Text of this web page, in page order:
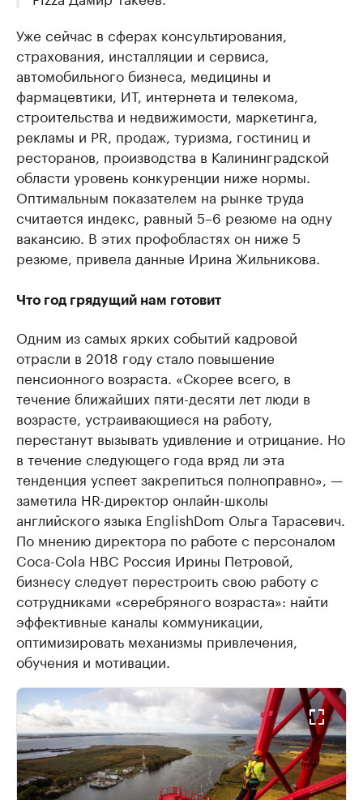
Уже сейчас в сферах консультирования,
страхования, инсталляции и сервиса,
автомобильного бизнеса, медицины и
фармацевтики, ИТ, интернета и телекома,
строительства и недвижимости, маркетинга,
рекламы и PR, продаж, туризма, гостиниц и
ресторанов, производства в Калининградской
области уровень конкуренции ниже нормы.
Оптимальным показателем на рынке труда
считается индекс, равный 5–6 резюме на одну
вакансию. В этих профобластях он ниже 5
резюме, привела данные Ирина Жильникова.
Что год грядущий нам готовит
Одним из самых ярких событий кадровой
отрасли в 2018 году стало повышение
пенсионного возраста. «Скорее всего, в
течение ближайших пяти-десяти лет люди в
возрасте, устраивающиеся на работу,
перестанут вызывать удивление и отрицание. Но
в течение следующего года вряд ли эта
тенденция успеет закрепиться полноправно», —
заметила HR-директор онлайн-школы
английского языка EnglishDom Ольга Тарасевич.
По мнению директора по работе с персоналом
Coca-Cola HBC Россия Ирины Петровой,
бизнесу следует перестроить свою работу с
сотрудниками «серебряного возраста»: найти
эффективные каналы коммуникации,
оптимизировать механизмы привлечения,
обучения и мотивации.